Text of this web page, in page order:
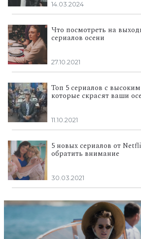
14.03.2024
Что посмотреть на
сериалов осени
27.10.2021
Топ 5 сериалов с
которые скрасят ваши
11.10.2021
5 новых сериалов от
обратить внимание
30.03.2021